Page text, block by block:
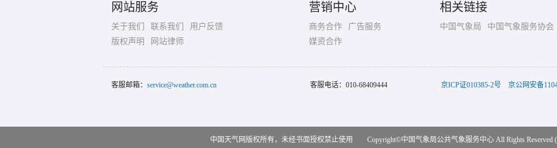
网站服务
关于我们 联系我们
用户反馈
版权声明
网站律师
营销中心
商务合作
广告服务
媒资合作
相关链接
中国气象局 中国气象服务协会
客服邮箱： service@weather.com.cn 客服电话： 010-68409444 京ICP证010385-2号 京公网安备
中国天气网版权所有，未经书面授权禁止使用 Copyright©中国气象局公共气象服务中心All Rights Reserved